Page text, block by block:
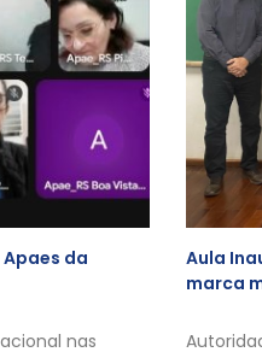
da
nas
Aula
marca